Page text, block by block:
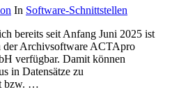
In Software-Schnittstellen
bereits seit Anfang Juni 2025 ist
der Archivsoftware ACTApro
verfügbar. Damit können
in Datensätze zu
bzw. …